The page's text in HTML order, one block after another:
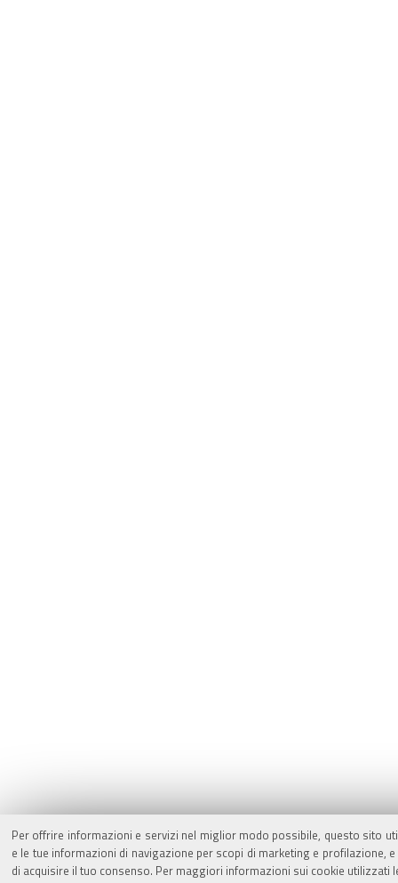
Per offrire informazioni e servizi nel miglior modo possibile, questo sito
e le tue informazioni di navigazione per scopi di marketing e
di acquisire il tuo consenso. Per maggiori informazioni sui cookie utilizzati